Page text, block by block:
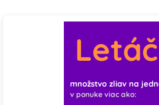
množstvo zliav na
v ponuke viac ako: